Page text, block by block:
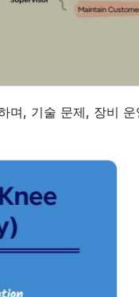
며, 기술 문제, 장비